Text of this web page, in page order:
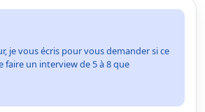
je vous écris pour vous demander si ce
faire un interview de 5 à 8 que